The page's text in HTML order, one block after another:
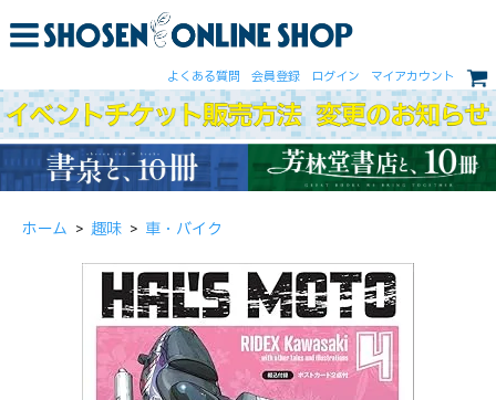
よくある質問 会員登録 ログイン マイアカウント
ホーム > 趣味 > 車・バイク